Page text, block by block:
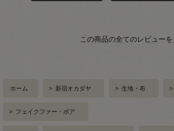
この商品の全てのレビューを
ホーム > 新宿オカダヤ > 生地・布 >
> フェイクファー・ボア